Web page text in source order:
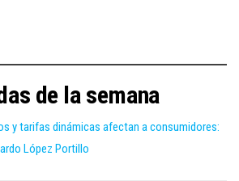
de la semana
y tarifas dinámicas afectan a consumidores:
López Portillo